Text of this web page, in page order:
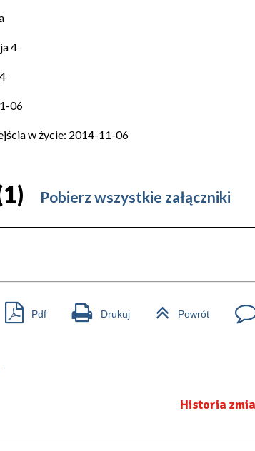
4
06
w życie: 2014-11-06
Pobierz wszystkie załączniki
Pdf Drukuj Powrót
Historia